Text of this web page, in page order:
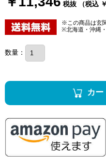
税抜 （税込
※この商品は玄
※北海道・沖縄
数量：
カー